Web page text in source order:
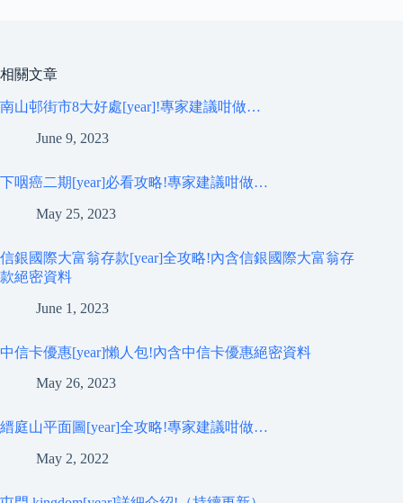
相關文章
南山邨街市8大好處[year]!專家建議咁做…
June 9, 2023
下咽癌二期[year]必看攻略!專家建議咁做…
May 25, 2023
信銀國際大富翁存款[year]全攻略!內含信銀國際大富翁存
款絕密資料
June 1, 2023
中信卡優惠[year]懶人包!內含中信卡優惠絕密資料
May 26, 2023
縉庭山平面圖[year]全攻略!專家建議咁做…
May 2, 2022